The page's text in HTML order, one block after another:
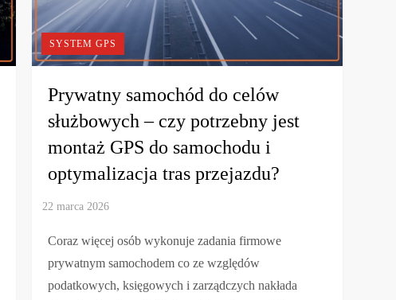
SYSTEM GPS
Prywatny samochód do celów
służbowych – czy potrzebny jest
montaż GPS do samochodu i
optymalizacja tras przejazdu?
Coraz więcej osób wykonuje zadania firmowe
prywatnym samochodem co ze względów
podatkowych, księgowych i zarządczych nakłada